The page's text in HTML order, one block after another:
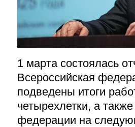
1 марта состоялась
Всероссийская
подведены итоги
четырехлетки, а
федерации на